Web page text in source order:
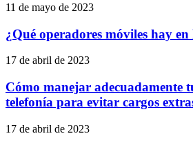
11 de mayo de 2023
¿Qué operadores móviles hay en
17 de abril de 2023
Cómo manejar adecuadamente
telefonía para evitar cargos
17 de abril de 2023